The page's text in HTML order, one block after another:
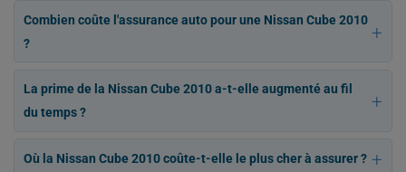
Combien coûte l'assurance auto pour une Nissan Cube 2010
?
La prime de la Nissan Cube 2010 a-t-elle augmenté au fil
du temps ?
Où la Nissan Cube 2010 coûte-t-elle le plus cher à assurer ?